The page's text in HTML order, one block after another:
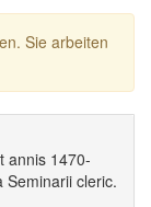
Sie arbeiten
annis 1470-
Seminarii cleric.